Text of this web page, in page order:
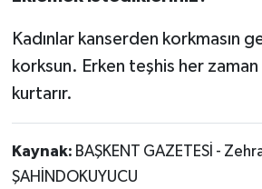
Kadınlar kanserden korkmasın
korksun. Erken teşhis her
kurtarır.
Kaynak: BAŞKENT GAZETESİ -
ŞAHİNDOKUYUCU